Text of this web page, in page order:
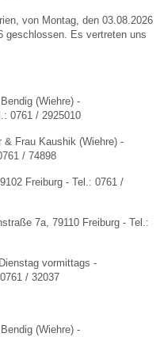
von Montag, den 03.08.2026
geschlossen. Es vertreten uns
(Wiehre) -
0761 / 2925010
& Frau Kaushik (Wiehre) -
/ 74898
Freiburg - Tel.: 0761 /
7a, 79110 Freiburg - Tel.:
vormittags -
/ 32037
(Wiehre) -